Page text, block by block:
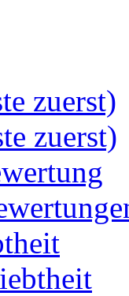
zuerst)
zuerst)